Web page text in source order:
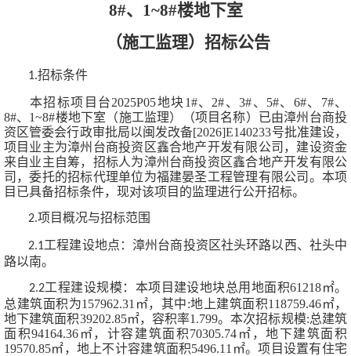
8#、1~8#楼地下室
（施工监理） 招标公告
1.招标条件
本招标项目 台2025P05地块1#、2#、3#、5#、6#、7#、
8#、1~8#楼地下室（施工监理）
（项目名称）已由漳州台商投
资区管委会行政审批局以闽发改备[2026]E140233号批准建设，
项目业主为漳州台商投资区鑫合地产开发有限公司 ，建设资金
来自业主自筹，招标人为漳州台商投资区鑫合地产开发有限公
司 ，委托的招标代理单位为福建晏圣工程管理有限公司 。本项
目已具备招标条件，现对该项目的监理进行公开招标。
2.项目概况与招标范围
2.1工程建设地点： 漳州台商投资区社头环路以西、社头中
路以南。
2.2工程建设规模： 本项目建设地块总用地面积61218㎡。
总建筑面积为157962.31㎡，其中:地上建筑面积118759.46㎡，
地下建筑面积39202.85㎡，容积率1.799。本次招标规模:总建筑
面积94164.36㎡，计容建筑面积70305.74㎡，地下建筑面积
19570.85㎡，地上不计容建筑面积5496.11㎡。项目设置有住宅